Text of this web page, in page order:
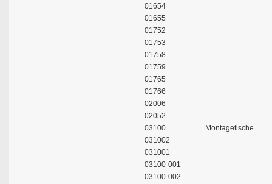
01654
01655
01752
01753
01758
01759
01765
01766
02006
02052
03100
Montagetische
031002
031001
03100-001
03100-002